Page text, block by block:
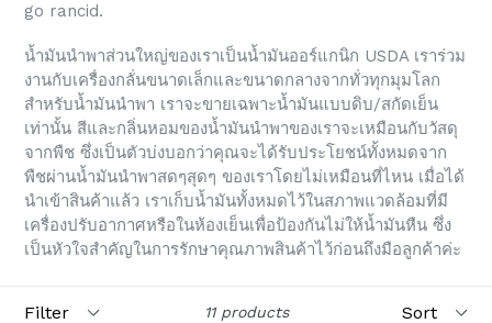
go rancid.
น้ำมันนำพาส่วนใหญ่ของเราเป็นน้ำมันออร์แกนิก USDA เราร่วม
งานกับเครื่องกลั่นขนาดเล็กและขนาดกลางจากทั่วทุกมุมโลก
สำหรับน้ำมันนำพา เราจะขายเฉพาะน้ำมันแบบดิบ/สกัดเย็น
เท่านั้น สีและกลิ่นหอมของน้ำมันนำพาของเราจะเหมือนกับวัสดุ
จากพืช ซึ่งเป็นตัวบ่งบอกว่าคุณจะได้รับประโยชน์ทั้งหมดจาก
พืชผ่านน้ำมันนำพาสดๆสุดๆ ของเราโดยไม่เหมือนที่ไหน เมื่อได้
นำเข้าสินค้าแล้ว เราเก็บน้ำมันทั้งหมดไว้ในสภาพแวดล้อมที่มี
เครื่องปรับอากาศหรือในห้องเย็นเพื่อป้องกันไม่ให้น้ำมันหืน ซึ่ง
เป็นหัวใจสำคัญในการรักษาคุณภาพสินค้าไว้ก่อนถึงมือลูกค้าค่ะ
11 products